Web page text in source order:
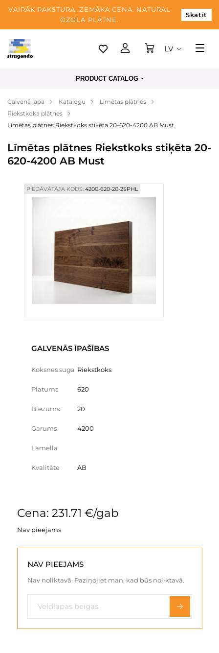
VAIRĀK RAKSTURA, ZEMĀKA CENA. NATURAL
OZOLA PLĀTNE.
Skatīt
Tallina
Apmaksa
Par mums
Blogs
Kontaktinformācija
LV
PRODUCT CATALOG
Galvenā lapa Katalogu
Līmētas plātnes
Riekstkoka plātnes
Līmētas plātnes Riekstkoks stiķēta 20-620-4200 AB Must
Līmētas plātnes Riekstkoks stiķēta 20-
620-4200 AB Must
PIEDĀVĀTĀJA KODS:4200-620-20-2SPHL
GALVENĀS ĪPAŠĪBAS
Koksnes suga Riekstkoks
Platums 620
Biezums 20
Garums 4200
Lamella
Kvalitāte AB
Cena: 231.71 €/gab
Nav pieejams
NAV PIEEJAMS
Nav noliktavā. Paziņojiet man, kad būs noliktavā.